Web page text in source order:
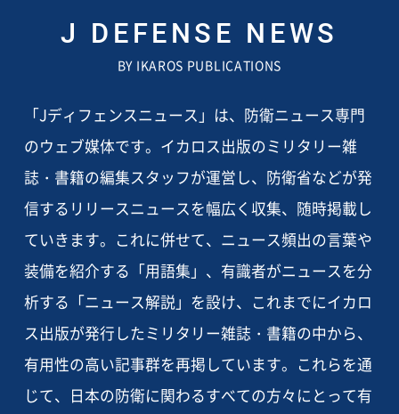
J DEFENSE NEWS
BY IKAROS PUBLICATIONS
「Jディフェンスニュース」は、防衛ニュース専門
のウェブ媒体です。イカロス出版のミリタリー雑
誌・書籍の編集スタッフが運営し、防衛省などが発
信するリリースニュースを幅広く収集、随時掲載し
ていきます。これに併せて、ニュース頻出の言葉や
装備を紹介する「用語集」、有識者がニュースを分
析する「ニュース解説」を設け、これまでにイカロ
ス出版が発行したミリタリー雑誌・書籍の中から、
有用性の高い記事群を再掲しています。これらを通
じて、日本の防衛に関わるすべての方々にとって有